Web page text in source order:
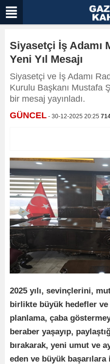
Siyasetçi İş Adamı
Yeni Yıl Mesajı
Siyasetçi ve İş Adamı
Kurulu Başkanı Mustafa
bir mesaj yayınladı.
GÜNCEL - 30-12-2025 20:25
2025 yılı, sevinçlerini,
birlikte büyük hedefler
planlama, çaba
beraber yaşayıp,
bırakarak, yeni umut ve
eden ve büyük başarılara